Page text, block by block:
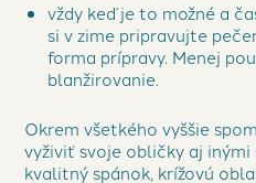
vždy keď je to možné a
si v zime pripravujte
forma prípravy. Menej
blanžirovanie.
Okrem všetkého vyššie
vyživiť svoje obličky aj
kvalitný spánok, krížovú